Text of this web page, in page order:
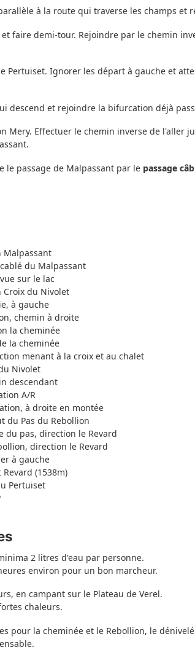
à la route qui traverse les champs et
faire demi-tour. Rejoindre par le chemin
Pertuiset. Ignorer les départ à gauche et
descend et rejoindre la bifurcation déjà
Mery. Effectuer le chemin inverse de l'aller
le passage de Malpassant par le passage
Malpassant
du Malpassant
sur le lac
du Nivolet
à gauche
chemin à droite
la cheminée
la cheminée
menant à la croix et au chalet
Nivolet
descendant
A/R
à droite en montée
du Pas du Rebollion
du pas, direction le Revard
direction le Revard
à gauche
(1538m)
Pertuiset
2 litres d'eau par personne.
environ pour un bon marcheur.
en campant sur le Plateau de Verel.
chaleurs.
pour la cheminée et le Rebollion, le